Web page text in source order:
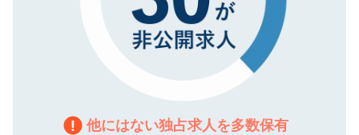
他にはない独占求人を多数保有